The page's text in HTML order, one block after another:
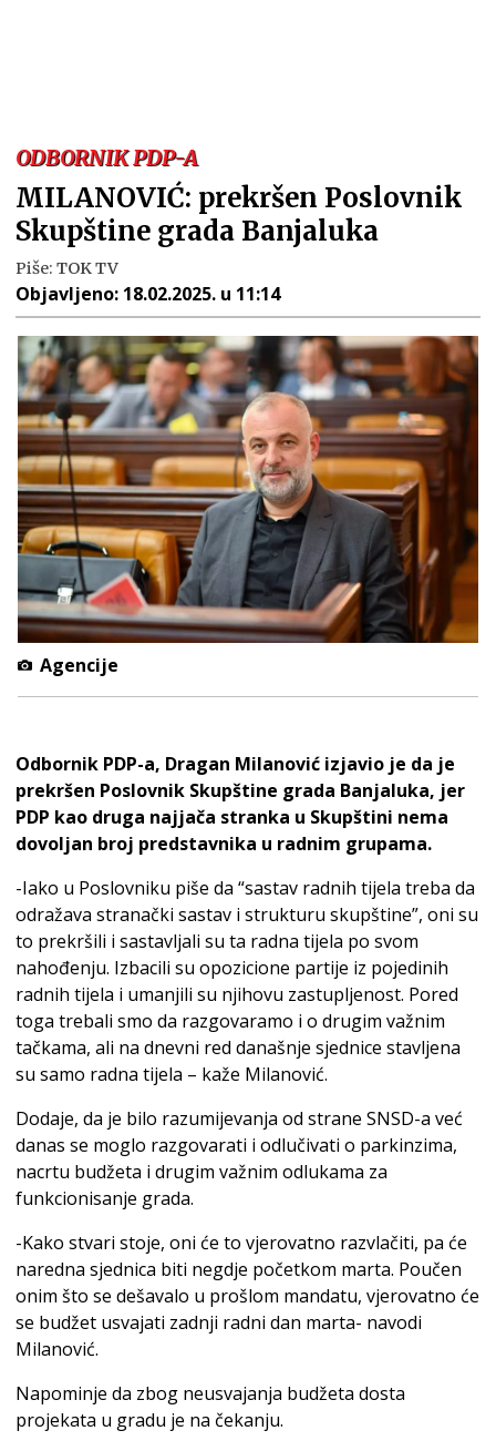
ODBORNIK PDP-A
MILANOVIĆ: prekršen Poslovnik
Skupštine grada Banjaluka
Piše: TOK TV
Objavljeno: 18.02.2025. u 11:14
Agencije
Odbornik PDP-a, Dragan Milanović izjavio je da je
prekršen Poslovnik Skupštine grada Banjaluka, jer
PDP kao druga najjača stranka u Skupštini nema
dovoljan broj predstavnika u radnim grupama.
-Iako u Poslovniku piše da “sastav radnih tijela treba da
odražava stranački sastav i strukturu skupštine”, oni su
to prekršili i sastavljali su ta radna tijela po svom
nahođenju. Izbacili su opozicione partije iz pojedinih
radnih tijela i umanjili su njihovu zastupljenost. Pored
toga trebali smo da razgovaramo i o drugim važnim
tačkama, ali na dnevni red današnje sjednice stavljena
su samo radna tijela – kaže Milanović.
Dodaje, da je bilo razumijevanja od strane SNSD-a već
danas se moglo razgovarati i odlučivati o parkinzima,
nacrtu budžeta i drugim važnim odlukama za
funkcionisanje grada.
-Kako stvari stoje, oni će to vjerovatno razvlačiti, pa će
naredna sjednica biti negdje početkom marta. Poučen
onim što se dešavalo u prošlom mandatu, vjerovatno će
se budžet usvajati zadnji radni dan marta- navodi
Milanović.
Napominje da zbog neusvajanja budžeta dosta
projekata u gradu je na čekanju.